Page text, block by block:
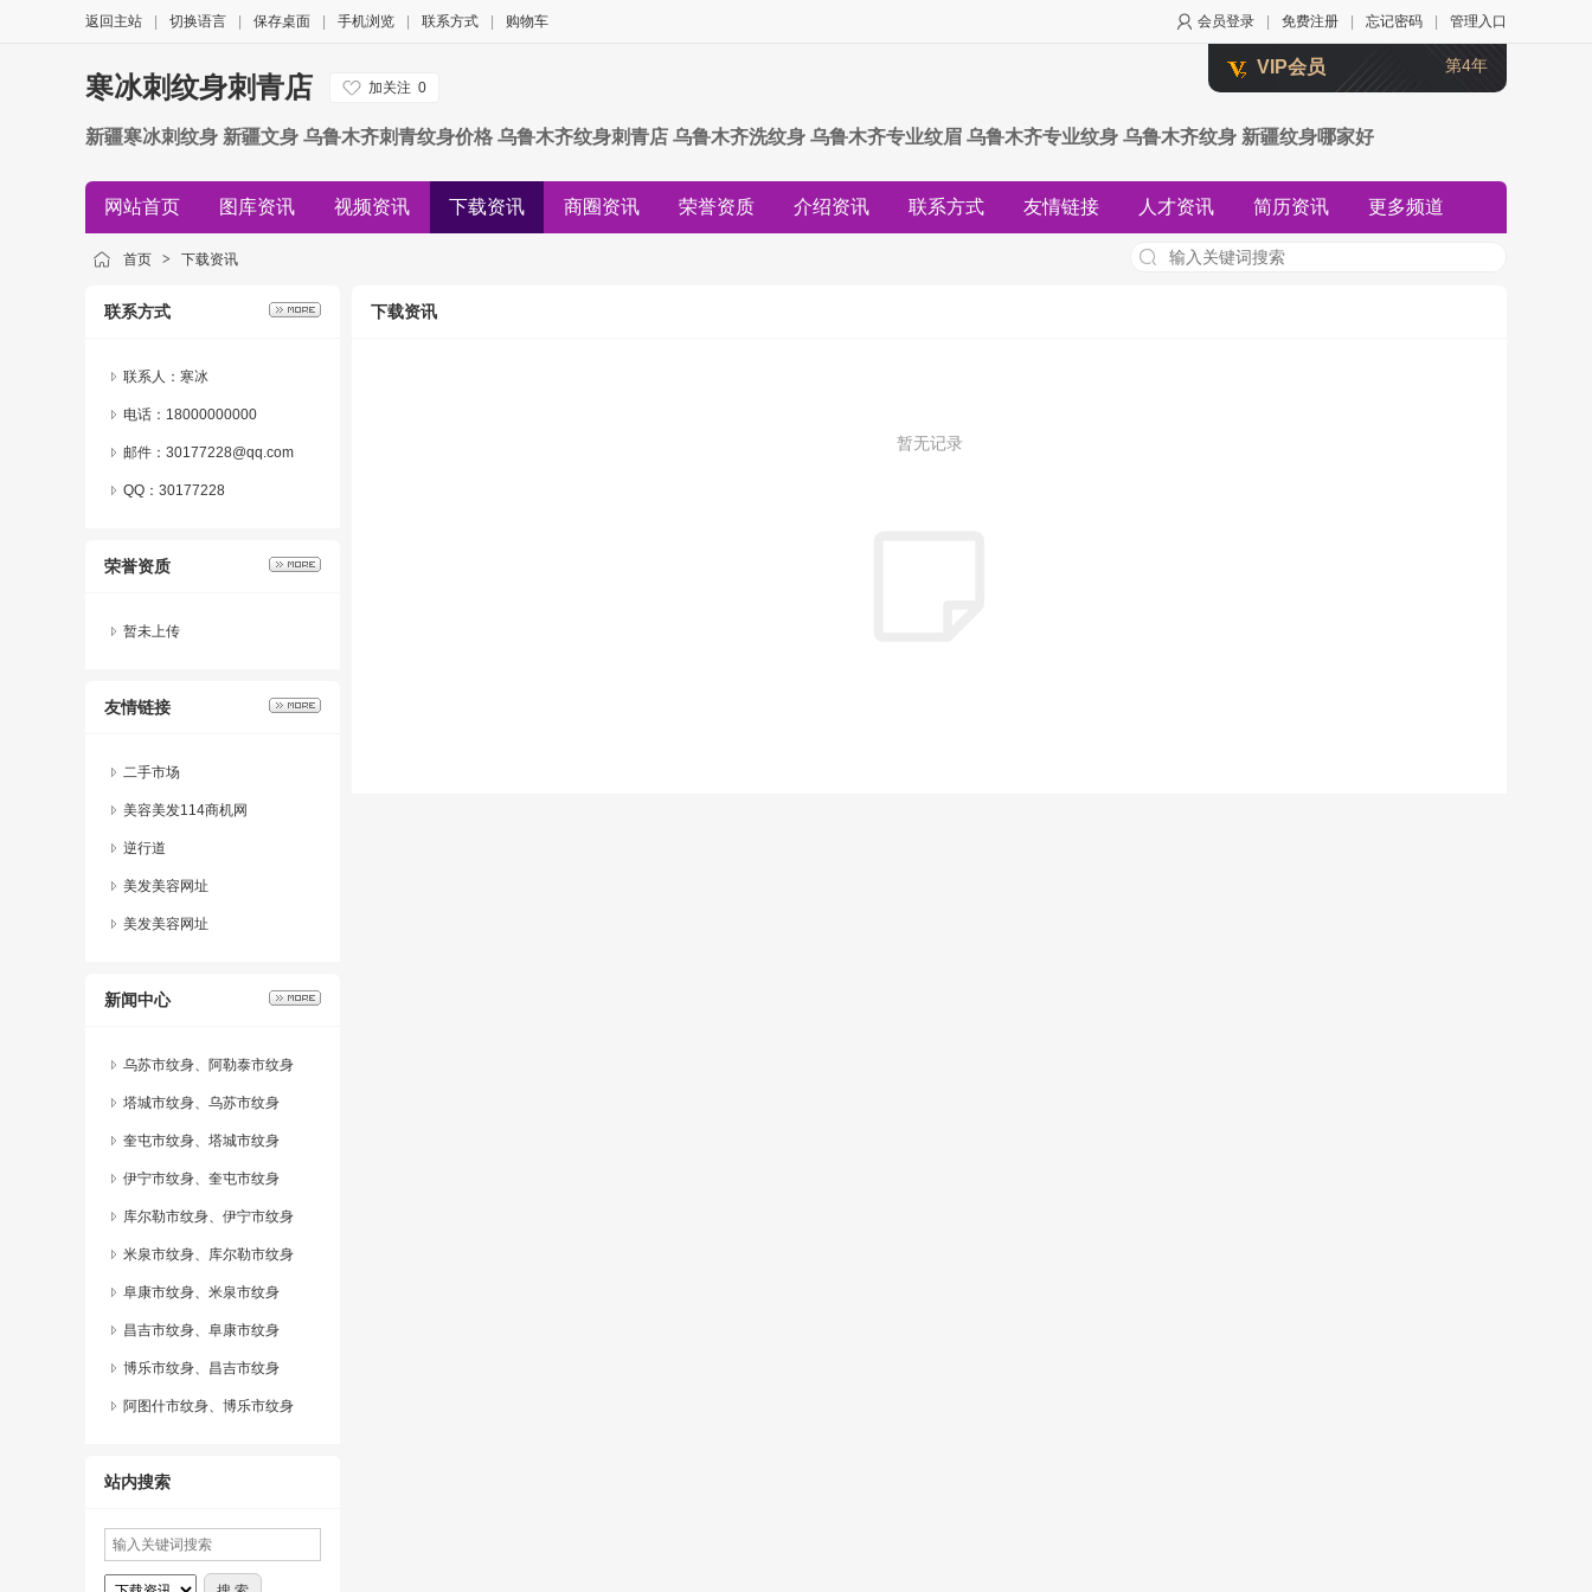
会员登录 免费注册 忘记密码 管理入口
返回主站 切换语言 保存桌面 手机浏览 联系方式 购物车
VIP会员 第4年
寒冰刺纹身刺青店 加关注 0
新疆寒冰刺纹身 新疆文身 乌鲁木齐刺青纹身价格 乌鲁木齐纹身刺青店 乌鲁木齐洗纹身 乌鲁木齐专业纹眉 乌鲁木齐专业纹身 乌鲁木齐纹身 新疆纹身哪家好
网站首页 图库资讯 视频资讯 下载资讯 商圈资讯 荣誉资质 介绍资讯 联系方式 友情链接 人才资讯 简历资讯 更多频道
招商资讯 新闻资讯 知道资讯
首页 > 下载资讯
联系方式
联系人：寒冰
电话：18000000000
邮件：30177228@qq.com
QQ： 30177228
荣誉资质
暂未上传
友情链接
二手市场
美容美发114商机网
逆行道
美发美容网址
美发美容网址
新闻中心
乌苏市纹身、阿勒泰市纹身
塔城市纹身、乌苏市纹身
奎屯市纹身、塔城市纹身
伊宁市纹身、奎屯市纹身
库尔勒市纹身、伊宁市纹身
米泉市纹身、库尔勒市纹身
阜康市纹身、米泉市纹身
昌吉市纹身、阜康市纹身
博乐市纹身、昌吉市纹身
阿图什市纹身、博乐市纹身
站内搜索
下载资讯
暂无记录